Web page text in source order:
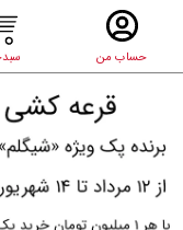
حساب من